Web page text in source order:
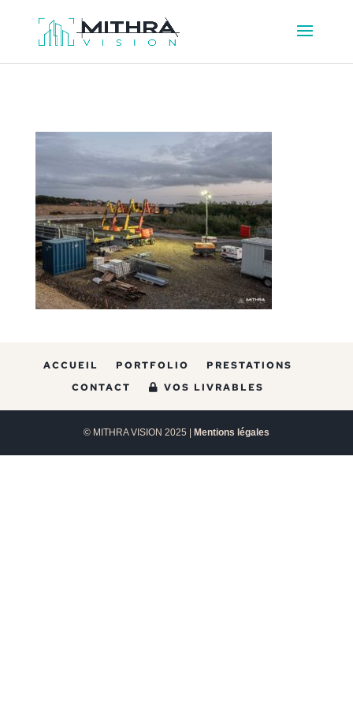
ACCUEIL PORTFOLIO
PRESTATIONS
CONTACT
VOS LIVRABLES
© MITHRA VISION 2025 | Mentions légales